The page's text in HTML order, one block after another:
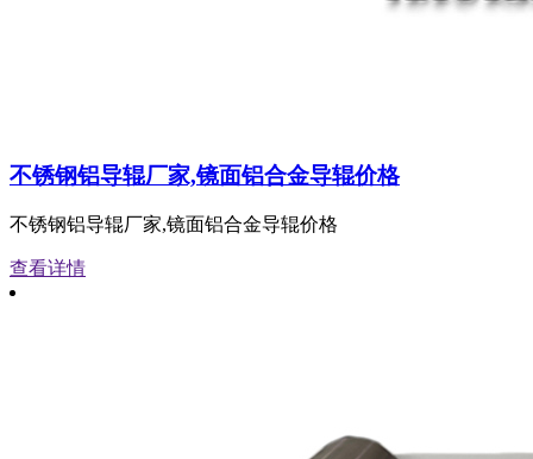
不锈钢铝导辊厂家,镜面铝合金导辊价格
不锈钢铝导辊厂家,镜面铝合金导辊价格
查看详情